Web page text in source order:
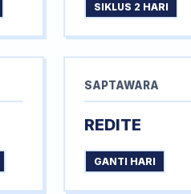
SIKLUS 2 HARI
SAPTAWARA
REDITE
GANTI HARI